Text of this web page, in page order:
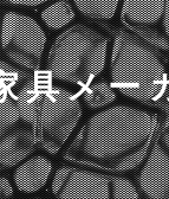
メー